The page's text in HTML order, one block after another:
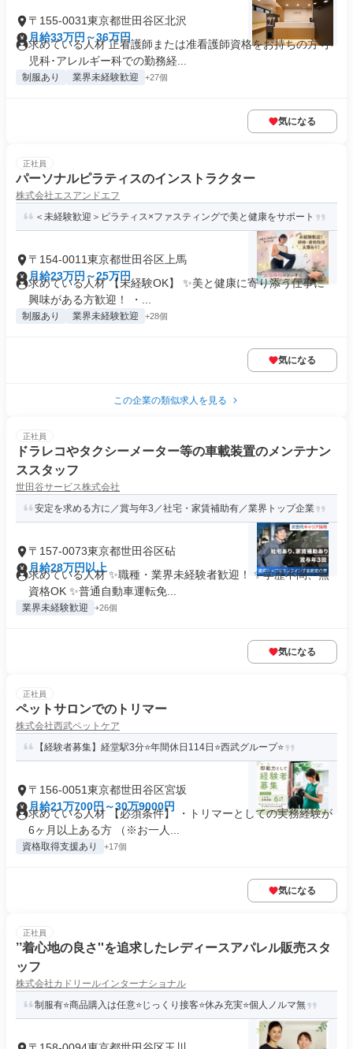
〒155-0031東京都世田谷区北沢
月給33万円～36万円
求めている人材 正看護師または准看護師資格をお持ちの方 小
児科･アレルギー科での勤務経...
制服あり 業界未経験歓迎 +27個
気になる
正社員
パーソナルピラティスのインストラクター
株式会社エスアンドエフ
＜未経験歓迎＞ピラティス×ファスティングで美と健康をサポート
〒154-0011東京都世田谷区上馬
月給23万円～25万円
求めている人材 【未経験OK】 ✨美と健康に寄り添う仕事に
興味がある方歓迎！ ・...
制服あり 業界未経験歓迎 +28個
気になる
この企業の類似求人を見る
正社員
ドラレコやタクシーメーター等の車載装置のメンテナン
ススタッフ
世田谷サービス株式会社
安定を求める方に／賞与年3／社宅・家賃補助有／業界トップ企業
〒157-0073東京都世田谷区砧
月給28万円以上
求めている人材 ✨職種・業界未経験者歓迎！ ✨学歴不問、無
資格OK ✨普通自動車運転免...
業界未経験歓迎 +26個
気になる
正社員
ペットサロンでのトリマー
株式会社西武ペットケア
【経験者募集】経堂駅3分⭐年間休日114日⭐西武グループ⭐
〒156-0051東京都世田谷区宮坂
月給21万700円～30万9000円
求めている人材 【必須条件】 ・トリマーとしての実務経験が
6ヶ月以上ある方 （※お一人...
資格取得支援あり +17個
気になる
正社員
’’着心地の良さ''を追求したレディースアパレル販売スタ
ッフ
株式会社カドリールインターナショナル
制服有⭐商品購入は任意⭐じっくり接客⭐休み充実⭐個人ノルマ無